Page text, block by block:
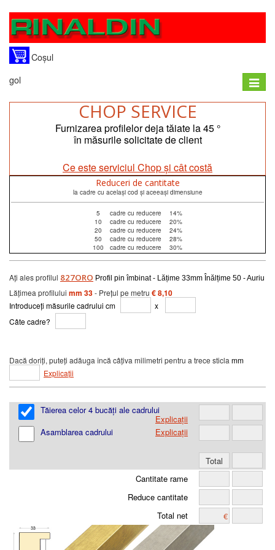
Coșul
gol
Toggle
CHOP SERVICE
Furnizarea profilelor deja tăiate la 45 °
în măsurile solicitate de client
Ce este serviciul Chop și cât costă
Reduceri de cantitate
la cadre cu același cod și aceeași dimensiune
5 cadre cu reducere
14%
10
cadre cu reducere
20%
20
cadre cu reducere
24%
50
cadre cu reducere
28%
100
cadre cu reducere 30%
Ați ales profilul 827ORO Profil pin îmbinat - Lățime 33mm Înălțime 50 - Auriu
Lățimea profilului mm 33- Prețul pe metru € 8,10
Introduceți măsurile cadrului cm
x
Câte cadre?
Dacă doriți, puteți adăuga încă câțiva milimetri pentru a trece sticla mm
Explicații
Tăierea celor 4 bucăți ale cadrului
Explicații
Asamblarea cadrului
Explicații
Cantitate rame
Reduce cantitate
Total net